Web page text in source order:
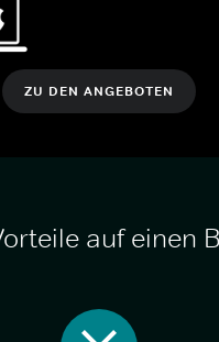
ZU DEN ANGEBOTEN
auf einen